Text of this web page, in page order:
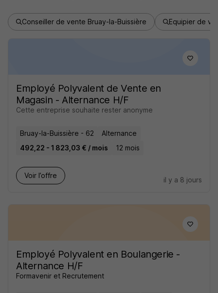
Conseiller de vente Bruay-la-Buissière Equipier de
Employé Polyvalent de Vente en
Magasin - Alternance H/F
Cette entreprise souhaite rester anonyme
Bruay-la-Buissière - 62
Alternance
492,22 - 1 823,03 € / mois
12 mois
Voir l’offre
il y a 8 jours
Employé Polyvalent en Boulangerie -
Alternance H/F
Formavenir et Recrutement